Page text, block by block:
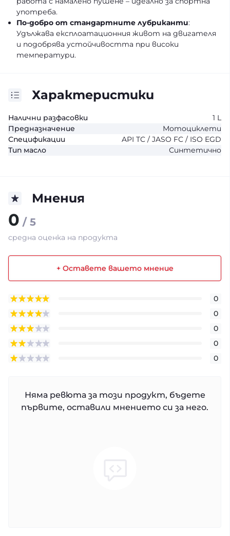
употреба.
По-добро от стандартните лубриканти:
Удължава експлоатационния живот на двигателя
и подобрява устойчивостта при високи
температури.
Характеристики
Налични разфасовки
1 L
Предназначение
Мотоциклети
Спецификации
API TC / JASO FC / ISO EGD
Тип масло
Синтетично
Мнения
0 / 5
средна оценка на продукта
+ Оставете вашето мнение
0
0
0
0
0
Няма ревюта за този продукт, бъдете
първите, оставили мнението си за него.